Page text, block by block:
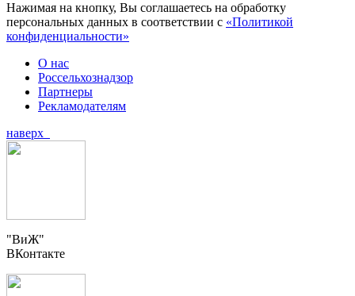
Нажимая на кнопку, Вы соглашаетесь на обработку
персональных данных в соответствии с «Политикой
конфиденциальности»
О нас
Россельхознадзор
Партнеры
Рекламодателям
наверх
"ВиЖ"
ВКонтакте